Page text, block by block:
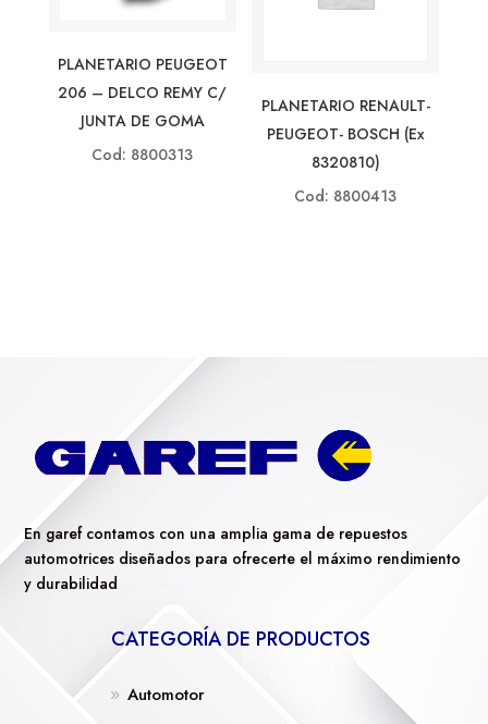
PLANETARIO PEUGEOT
206 – DELCO REMY C/
JUNTA DE GOMA
Cod: 8800313
PLANETARIO RENAULT-
PEUGEOT- BOSCH (ex
8320810)
Cod: 8800413
En garef contamos con una amplia gama de repuestos
automotrices diseñados para ofrecerte el máximo rendimiento
y durabilidad
CATEGORÍA DE PRODUCTOS
Automotor